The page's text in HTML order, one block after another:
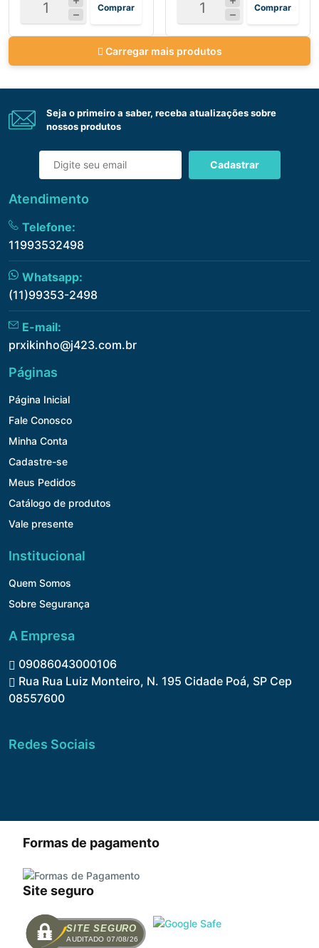
Comprar Comprar
Carregar mais produtos
Seja o primeiro a saber, receba atualizações sobre
nossos produtos
Cadastrar
Atendimento
Telefone:
11993532498
Whatsapp:
(11)99353-2498
E-mail:
prxikinho@j423.com.br
Páginas
Página Inicial
Fale Conosco
Minha Conta
Cadastre-se
Meus Pedidos
Catálogo de produtos
Vale presente
Institucional
Quem Somos
Sobre Segurança
A Empresa
09086043000106
Rua Rua Luiz Monteiro, N. 195 Cidade Poá, SP Cep
08557600
Redes Sociais
Formas de pagamento
Site seguro
SITE SEGURO
AUDITADO 07/08/26